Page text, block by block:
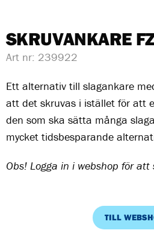
SKRUVANKARE
Art nr: 239922
Ett alternativ till slagankare
att det skruvas i istället för att
den som ska sätta många
mycket tidsbesparande
Obs! Logga in i webshop för att
TILL